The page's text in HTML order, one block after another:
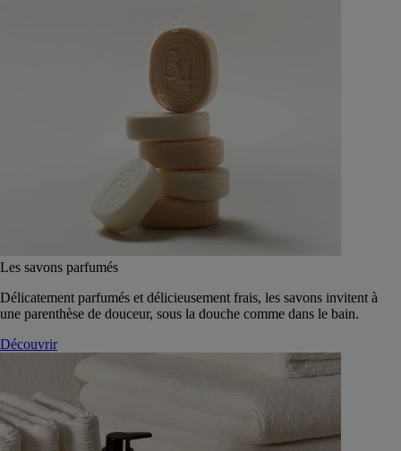
Les savons parfumés
Délicatement parfumés et délicieusement frais, les savons invitent à
une parenthèse de douceur, sous la douche comme dans le bain.
Découvrir